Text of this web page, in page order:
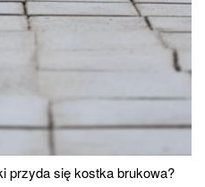
przyda się kostka brukowa?